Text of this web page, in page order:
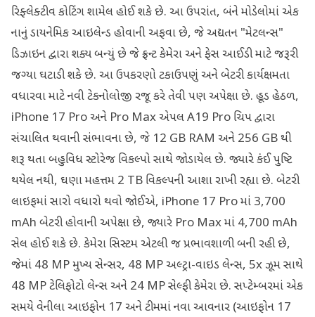
રિફ્લેક્ટીવ કોટિંગ શામેલ હોઈ શકે છે. આ ઉપરાંત, બંને મોડેલોમાં એક
નાનું ડાયનેમિક આઇલેન્ડ હોવાની અફવા છે, જે અદ્યતન "મેટલન્સ"
ડિઝાઇન દ્વારા શક્ય બન્યું છે જે ફ્રન્ટ કેમેરા અને ફેસ આઈડી માટે જરૂરી
જગ્યા ઘટાડી શકે છે. આ ઉપકરણો ટકાઉપણું અને બેટરી કાર્યક્ષમતા
વધારવા માટે નવી ટેકનોલોજી રજૂ કરે તેવી પણ અપેક્ષા છે. હૂડ હેઠળ,
iPhone 17 Pro અને Pro Max એપલ A19 Pro ચિપ દ્વારા
સંચાલિત થવાની સંભાવના છે, જે 12 GB RAM અને 256 GB થી
શરૂ થતા બહુવિધ સ્ટોરેજ વિકલ્પો સાથે જોડાયેલ છે. જ્યારે કંઈ પુષ્ટિ
થયેલ નથી, ઘણા મહત્તમ 2 TB વિકલ્પની આશા રાખી રહ્યા છે. બેટરી
લાઇફમાં સારો વધારો થવો જોઈએ, iPhone 17 Pro માં 3,700
mAh બેટરી હોવાની અપેક્ષા છે, જ્યારે Pro Max માં 4,700 mAh
સેલ હોઈ શકે છે. કેમેરા સિસ્ટમ એટલી જ પ્રભાવશાળી બની રહી છે,
જેમાં 48 MP મુખ્ય સેન્સર, 48 MP અલ્ટ્રા-વાઇડ લેન્સ, 5x ઝૂમ સાથે
48 MP ટેલિફોટો લેન્સ અને 24 MP સેલ્ફી કેમેરા છે. સપ્ટેમ્બરમાં એક
સમયે વેનીલા આઇફોન 17 અને ટીમમાં નવા આવનાર (આઇફોન 17